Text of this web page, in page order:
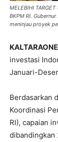
MELEBIHI
BKPM RI.
meninjau proyek
investasi
Januari-
Berdasarkan
Koordinasi
RI), capaian
dibandingkan